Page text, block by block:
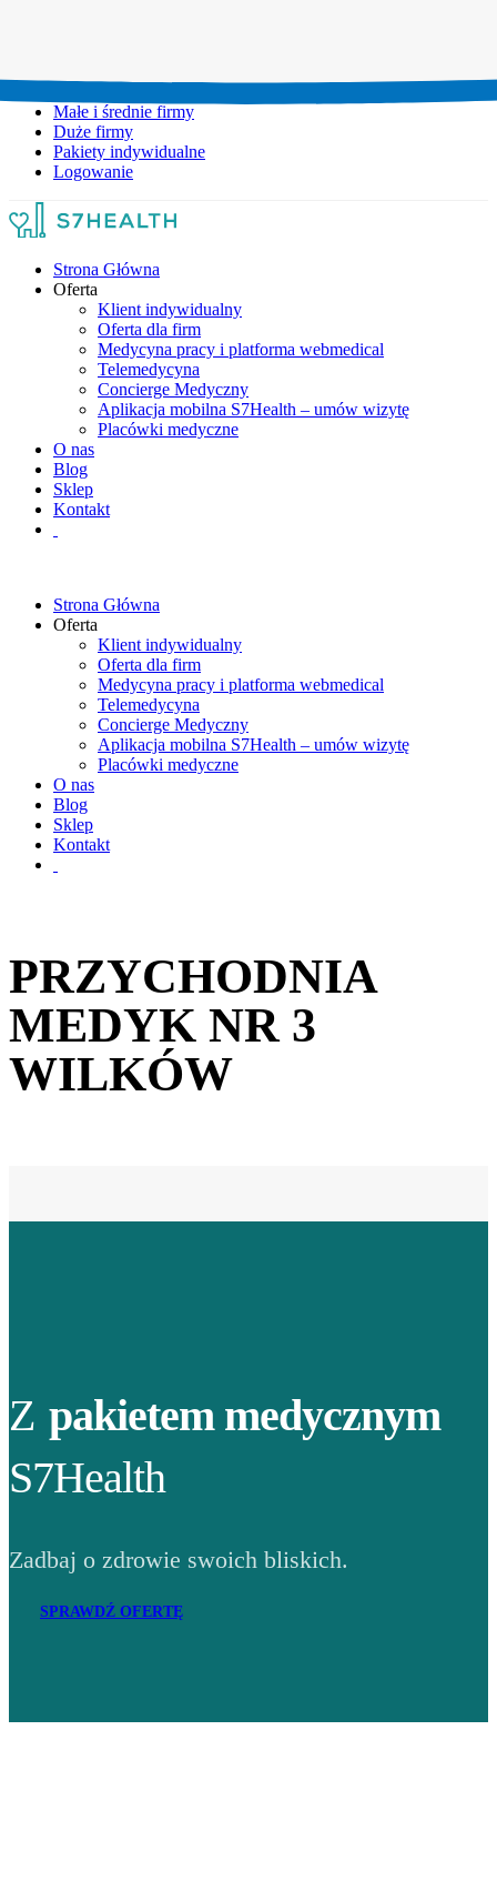
Małe i średnie firmy
Duże firmy
Pakiety indywidualne
Logowanie
Strona Główna
Oferta
Klient indywidualny
Oferta dla firm
Medycyna pracy i platforma webmedical
Telemedycyna
Concierge Medyczny
Aplikacja mobilna S7Health – umów wizytę
Placówki medyczne
O nas
Blog
Sklep
Kontakt
Strona Główna
Oferta
Klient indywidualny
Oferta dla firm
Medycyna pracy i platforma webmedical
Telemedycyna
Concierge Medyczny
Aplikacja mobilna S7Health – umów wizytę
Placówki medyczne
O nas
Blog
Sklep
Kontakt
PRZYCHODNIA
MEDYK NR 3
WILKÓW
Z pakietem medycznym
S7Health
Zadbaj o zdrowie swoich bliskich.
SPRAWDŹ OFERTĘ